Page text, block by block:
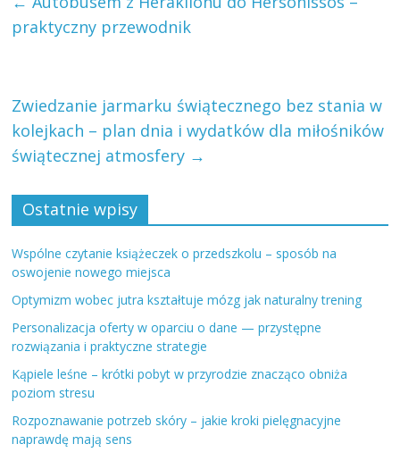
praktyczny przewodnik
Zwiedzanie jarmarku świątecznego bez stania w
kolejkach – plan dnia i wydatków dla miłośników
świątecznej atmosfery →
Ostatnie wpisy
Wspólne czytanie książeczek o przedszkolu – sposób na
oswojenie nowego miejsca
Optymizm wobec jutra kształtuje mózg jak naturalny trening
Personalizacja oferty w oparciu o dane — przystępne
rozwiązania i praktyczne strategie
Kąpiele leśne – krótki pobyt w przyrodzie znacząco obniża
poziom stresu
Rozpoznawanie potrzeb skóry – jakie kroki pielęgnacyjne
naprawdę mają sens